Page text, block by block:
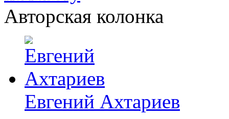
Авторская колонка
Евгений Ахтариев